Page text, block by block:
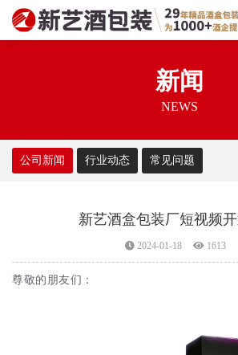
新闻
NEWS
公司新闻 行业动态 常见问题
新艺酒盒包装厂短视频
2024-01-18 1613
尊敬的朋友们：